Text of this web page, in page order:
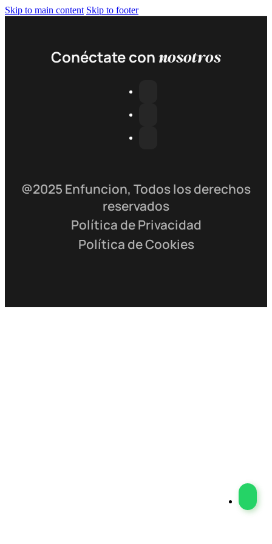
Skip to main content Skip to footer
Conéctate connosotros
@2025 Enfuncion, Todos los derechos
reservados
Política de Privacidad
Política de Cookies